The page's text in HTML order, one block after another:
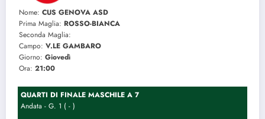
Nome: CUS GENOVA ASD
Prima Maglia: ROSSO-BIANCA
Seconda Maglia:
Campo: V.LE GAMBARO
Giorno: Giovedì
Ora: 21:00
QUARTI DI FINALE MASCHILE A 7
Andata - G. 1 ( - )